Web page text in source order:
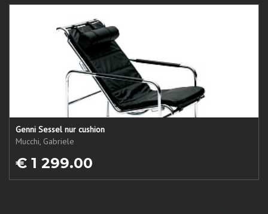
Genni Sessel nur cushion
Mucchi, Gabriele
€ 1 299.00